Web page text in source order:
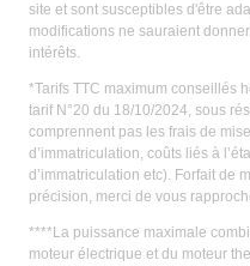
site et sont susceptibles d'être
modifications ne sauraient
intérêts.
*Tarifs TTC maximum conseillés
tarif N°20 du 18/10/2024, sous
comprennent pas les frais de
d’immatriculation, coûts liés à
d’immatriculation etc). Forfait de
précision, merci de vous
****La puissance maximale
moteur électrique et du moteur